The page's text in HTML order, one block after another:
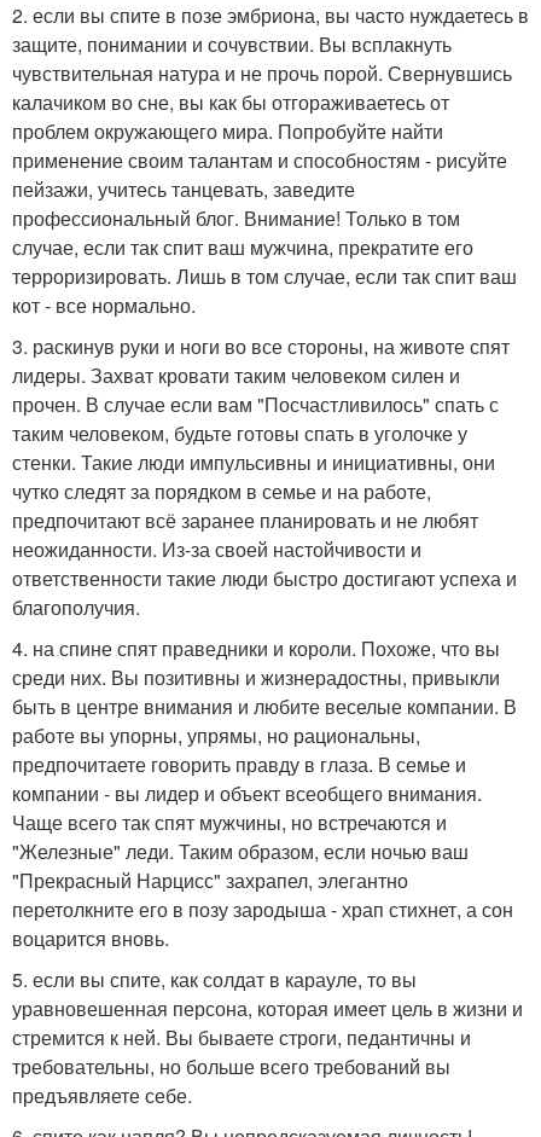
2. если вы спите в позе эмбриона, вы часто нуждаетесь в
защите, понимании и сочувствии. Вы всплакнуть
чувствительная натура и не прочь порой. Свернувшись
калачиком во сне, вы как бы отгораживаетесь от
проблем окружающего мира. Попробуйте найти
применение своим талантам и способностям - рисуйте
пейзажи, учитесь танцевать, заведите
профессиональный блог. Внимание! Только в том
случае, если так спит ваш мужчина, прекратите его
терроризировать. Лишь в том случае, если так спит ваш
кот - все нормально.
3. раскинув руки и ноги во все стороны, на животе спят
лидеры. Захват кровати таким человеком силен и
прочен. В случае если вам "Посчастливилось" спать с
таким человеком, будьте готовы спать в уголочке у
стенки. Такие люди импульсивны и инициативны, они
чутко следят за порядком в семье и на работе,
предпочитают всё заранее планировать и не любят
неожиданности. Из-за своей настойчивости и
ответственности такие люди быстро достигают успеха и
благополучия.
4. на спине спят праведники и короли. Похоже, что вы
среди них. Вы позитивны и жизнерадостны, привыкли
быть в центре внимания и любите веселые компании. В
работе вы упорны, упрямы, но рациональны,
предпочитаете говорить правду в глаза. В семье и
компании - вы лидер и объект всеобщего внимания.
Чаще всего так спят мужчины, но встречаются и
"Железные" леди. Таким образом, если ночью ваш
"Прекрасный Нарцисс" захрапел, элегантно
перетолкните его в позу зародыша - храп стихнет, а сон
воцарится вновь.
5. если вы спите, как солдат в карауле, то вы
уравновешенная персона, которая имеет цель в жизни и
стремится к ней. Вы бываете строги, педантичны и
требовательны, но больше всего требований вы
предъявляете себе.